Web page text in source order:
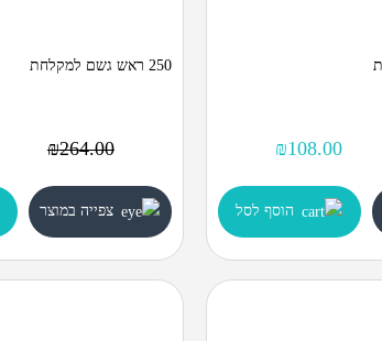
₪108.00
הוסף לסל
250 ראש גשם למקלחת
₪264.00
צפייה במוצר